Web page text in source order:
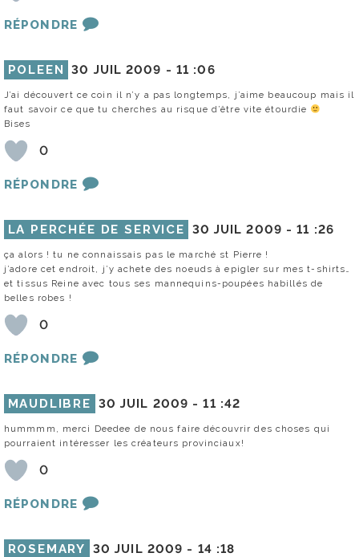
RÉPONDRE
POLEEN 30 JUIL 2009 - 11 :06
J’ai découvert ce coin il n’y a pas longtemps, j’aime beaucoup mais il
faut savoir ce que tu cherches au risque d’être vite étourdie
Bises
0
RÉPONDRE
LA PERCHÉE DE SERVICE 30 JUIL 2009 -11 :26
ça alors ! tu ne connaissais pas le marché st Pierre !
j’adore cet endroit, j’y achete des noeuds à epigler sur mes t-shirts…
et tissus Reine avec tous ses mannequins-poupées habillés de
belles robes !
0
RÉPONDRE
MAUDLIBRE 30 JUIL 2009 -11 :42
hummmm, merci Deedee de nous faire découvrir des choses qui
pourraient intéresser les créateurs provinciaux!
0
RÉPONDRE
ROSEMARY 30 JUIL 2009 - 14 :18